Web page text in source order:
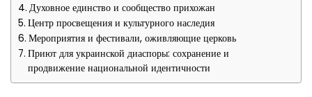
Духовное единство и сообщество прихожан
Центр просвещения и культурного наследия
Мероприятия и фестивали, оживляющие церковь
Приют для украинской диаспоры: сохранение и
продвижение национальной идентичности